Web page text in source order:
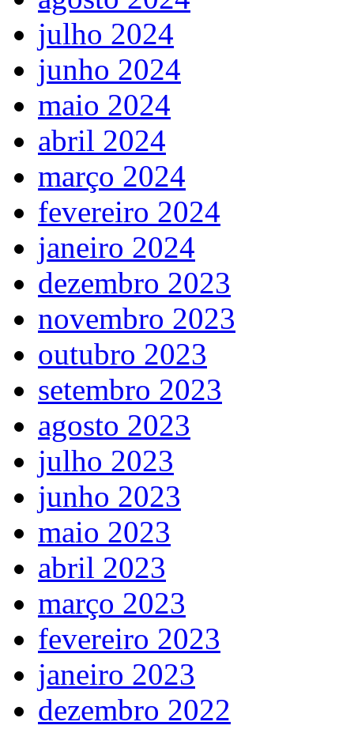
julho 2024
junho 2024
maio 2024
abril 2024
março 2024
fevereiro 2024
janeiro 2024
dezembro 2023
novembro 2023
outubro 2023
setembro 2023
agosto 2023
julho 2023
junho 2023
maio 2023
abril 2023
março 2023
fevereiro 2023
janeiro 2023
dezembro 2022